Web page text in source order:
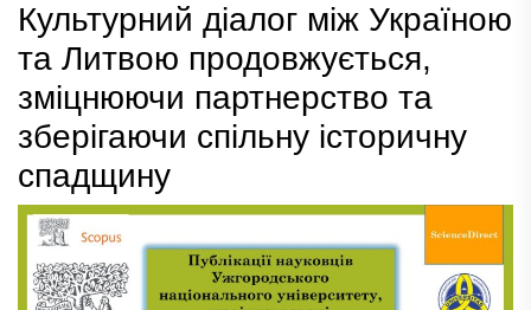
Культурний діалог між Україною
та Литвою продовжується,
зміцнюючи партнерство та
зберігаючи спільну історичну
спадщину